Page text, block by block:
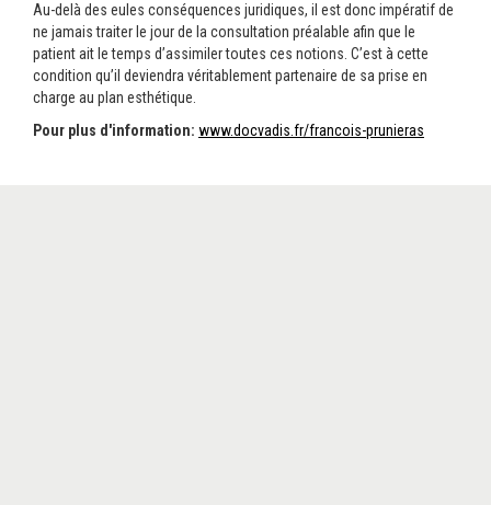
Au-delà des eules conséquences juridiques, il est donc impératif de
ne jamais traiter le jour de la consultation préalable afin que le
patient ait le temps d’assimiler toutes ces notions. C’est à cette
condition qu’il deviendra véritablement partenaire de sa prise en
charge au plan esthétique.
Pour plus d'information: www.docvadis.fr/francois-prunieras